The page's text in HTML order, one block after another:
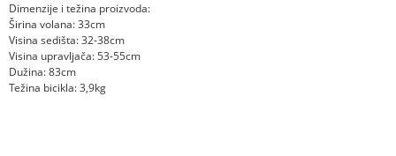
Dimenzije i težina proizvoda:
Širina volana: 33cm
Visina sedišta: 32-38cm
Visina upravljača: 53-55cm
Dužina: 83cm
Težina bicikla: 3,9kg